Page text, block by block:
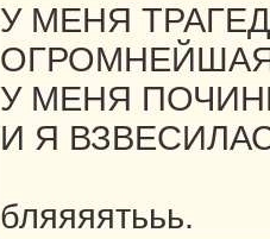
У МЕНЯ
У МЕНЯ
И Я
бляяяятььь.